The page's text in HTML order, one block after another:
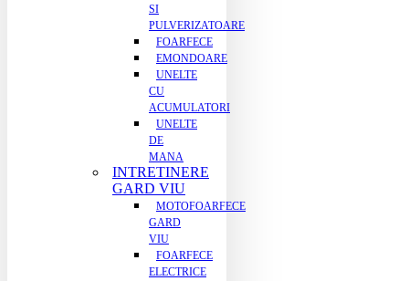
SI
PULVERIZATOARE
FOARFECE
EMONDOARE
UNELTE
CU
ACUMULATORI
UNELTE
DE
MANA
INTRETINERE
GARD VIU
MOTOFOARFECE
GARD
VIU
FOARFECE
ELECTRICE